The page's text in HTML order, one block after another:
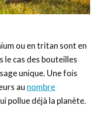
ou en tritan sont en
le cas des bouteilles
unique. Une fois
au nombre
pollue déjà la planète.